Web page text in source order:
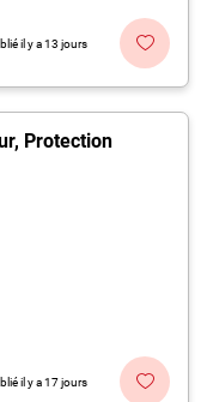
il y a 13 jours
Protection
il y a 17 jours